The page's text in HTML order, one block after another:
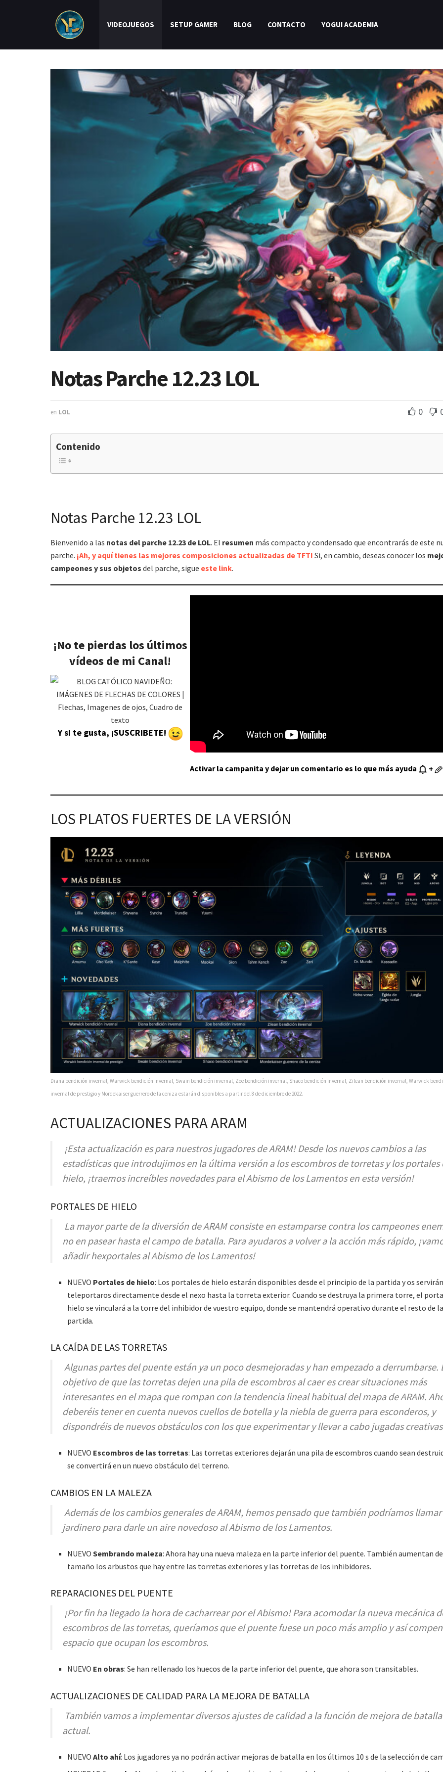
VIDEOJUEGOS SETUP GAMER BLOG CONTACTO YOGUI ACADEMIA
Notas Parche 12.23 LOL
en LOL 0
Contenido
Notas Parche 12.23 LOL
Bienvenido a las notas del parche 12.23 de LOL. El resumen más compacto y condensado que encontrarás de este
parche. ¡Ah, y aquí tienes las mejores composiciones actualizadas de TFT! Si, en cambio, deseas conocer los
campeones y sus objetos del parche, sigue este link.
¡No te pierdas los últimos
vídeos de mi Canal!
Y si te gusta, ¡SUSCRIBETE!
Activar la campanita y dejar un comentario es lo que más ayuda +
LOS PLATOS FUERTES DE LA VERSIÓN
Diana bendición invernal, Warwick bendición invernal, Swain bendición invernal, Zoe bendición invernal, Shaco bendición invernal, Zilean bendición invernal, Warwick
invernal de prestigio y Mordekaiser guerrero de la ceniza estarán disponibles a partir del 8 de diciembre de 2022.
ACTUALIZACIONES PARA ARAM
¡Esta actualización es para nuestros jugadores de ARAM! Desde los nuevos cambios a las
estadísticas que introdujimos en la última versión a los escombros de torretas y los portales
hielo, ¡traemos increíbles novedades para el Abismo de los Lamentos en esta versión!
PORTALES DE HIELO
La mayor parte de la diversión de ARAM consiste en estamparse contra los campeones
no en pasear hasta el campo de batalla. Para ayudaros a volver a la acción más rápido,
añadir hexportales al Abismo de los Lamentos!
NUEVO Portales de hielo: Los portales de hielo estarán disponibles desde el principio de la partida y os
teleportaros directamente desde el nexo hasta la torreta exterior. Cuando se destruya la primera torre, el
hielo se vinculará a la torre del inhibidor de vuestro equipo, donde se mantendrá operativo durante el resto de la
partida.
LA CAÍDA DE LAS TORRETAS
Algunas partes del puente están ya un poco desmejoradas y han empezado a derrumbarse.
objetivo de que las torretas dejen una pila de escombros al caer es crear situaciones más
interesantes en el mapa que rompan con la tendencia lineal habitual del mapa de ARAM.
deberéis tener en cuenta nuevos cuellos de botella y la niebla de guerra para esconderos, y
dispondréis de nuevos obstáculos con los que experimentar y llevar a cabo jugadas
NUEVO Escombros de las torretas: Las torretas exteriores dejarán una pila de escombros cuando sean
se convertirá en un nuevo obstáculo del terreno.
CAMBIOS EN LA MALEZA
Además de los cambios generales de ARAM, hemos pensado que también podríamos
jardinero para darle un aire novedoso al Abismo de los Lamentos.
NUEVOSembrando maleza: Ahora hay una nueva maleza en la parte inferior del puente. También aumentan de
tamaño los arbustos que hay entre las torretas exteriores y las torretas de los inhibidores.
REPARACIONES DEL PUENTE
¡Por fin ha llegado la hora de cacharrear por el Abismo! Para acomodar la nueva mecánica
escombros de las torretas, queríamos que el puente fuese un poco más amplio y así
espacio que ocupan los escombros.
NUEVO En obras: Se han rellenado los huecos de la parte inferior del puente, que ahora son transitables.
ACTUALIZACIONES DE CALIDAD PARA LA MEJORA DE BATALLA
También vamos a implementar diversos ajustes de calidad a la función de mejora de batalla
actual.
NUEVOAlto ahí: Los jugadores ya no podrán activar mejoras de batalla en los últimos 10 s de la selección de